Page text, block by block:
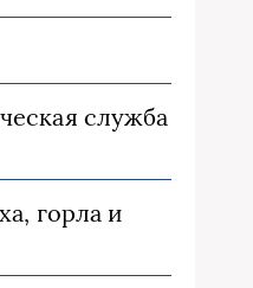
служба
горла и